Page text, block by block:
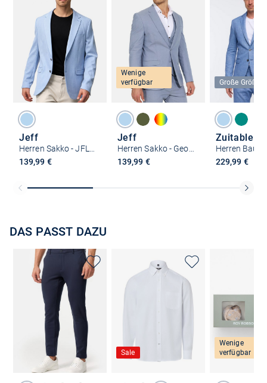
Jeff
139,99 €
Wenige
verfügbar
Jeff
139,99 €
Große Größen
Zuitable
229,99 €
DAS PASST DAZU
Sale
Wenige
verfügbar